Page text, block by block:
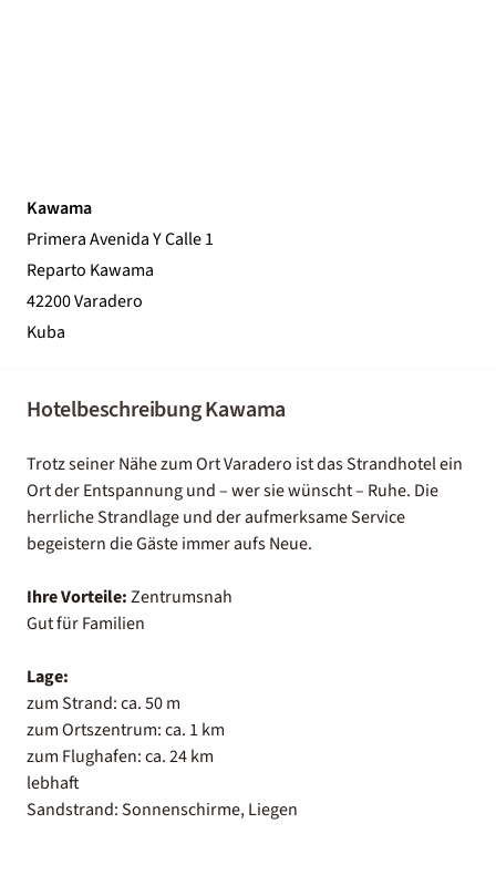
Kawama
Primera Avenida Y Calle 1
Reparto Kawama
42200 Varadero
Kuba
Hotelbeschreibung Kawama
Trotz seiner Nähe zum Ort Varadero ist das Strandhotel ein
Ort der Entspannung und – wer sie wünscht – Ruhe. Die
herrliche Strandlage und der aufmerksame Service
begeistern die Gäste immer aufs Neue.
Ihre Vorteile:Zentrumsnah
Gut für Familien
Lage:
zum Strand: ca. 50 m
zum Ortszentrum: ca. 1 km
zum Flughafen: ca. 24 km
lebhaft
Sandstrand: Sonnenschirme, Liegen